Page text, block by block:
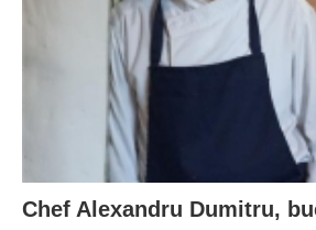
Chef Alexandru Dumitru,